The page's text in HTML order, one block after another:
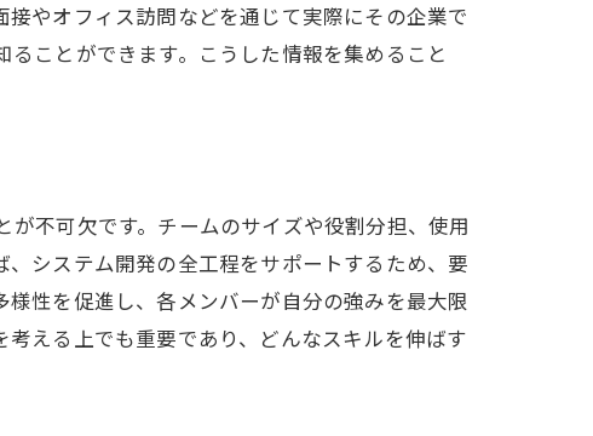
やオフィス訪問などを通じて実際にその企業で
ことができます。こうした情報を集めること
不可欠です。チームのサイズや役割分担、使用
システム開発の全工程をサポートするため、要
性を促進し、各メンバーが自分の強みを最大限
える上でも重要であり、どんなスキルを伸ばす